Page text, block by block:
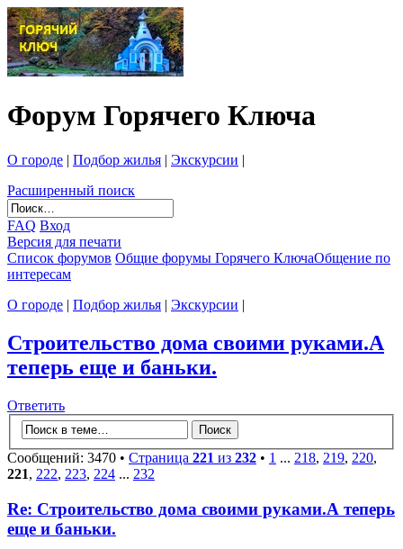
Форум Горячего Ключа
О городе | Подбор жилья | Экскурсии |
Расширенный поиск
FAQ Вход
Версия для печати
Список форумов Общие форумы Горячего КлючаОбщение по
интересам
О городе | Подбор жилья | Экскурсии |
Строительство дома своими руками.А
теперь еще и баньки.
Ответить
Сообщений: 3470 • Страница 221 из 232 • 1 ... 218, 219, 220,
221, 222, 223, 224 ... 232
Re: Строительство дома своими руками.А теперь
еще и баньки.